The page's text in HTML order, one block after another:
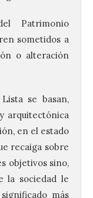
Patrimonio
sometidos a
o alteración
se basan,
arquitectónica
en el estado
recaiga sobre
objetivos sino,
la sociedad le
más